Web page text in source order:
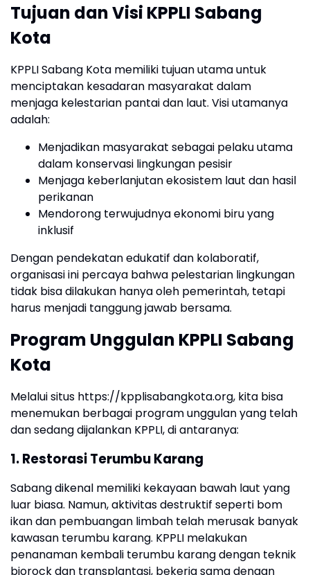
Tujuan dan Visi KPPLI Sabang
Kota
KPPLI Sabang Kota memiliki tujuan utama untuk
menciptakan kesadaran masyarakat dalam
menjaga kelestarian pantai dan laut. Visi utamanya
adalah:
Menjadikan masyarakat sebagai pelaku utama
dalam konservasi lingkungan pesisir
Menjaga keberlanjutan ekosistem laut dan hasil
perikanan
Mendorong terwujudnya ekonomi biru yang
inklusif
Dengan pendekatan edukatif dan kolaboratif,
organisasi ini percaya bahwa pelestarian lingkungan
tidak bisa dilakukan hanya oleh pemerintah, tetapi
harus menjadi tanggung jawab bersama.
Program Unggulan KPPLI Sabang
Kota
Melalui situs https://kpplisabangkota.org, kita bisa
menemukan berbagai program unggulan yang telah
dan sedang dijalankan KPPLI, di antaranya:
1. Restorasi Terumbu Karang
Sabang dikenal memiliki kekayaan bawah laut yang
luar biasa. Namun, aktivitas destruktif seperti bom
ikan dan pembuangan limbah telah merusak banyak
kawasan terumbu karang. KPPLI melakukan
penanaman kembali terumbu karang dengan teknik
biorock dan transplantasi, bekerja sama dengan